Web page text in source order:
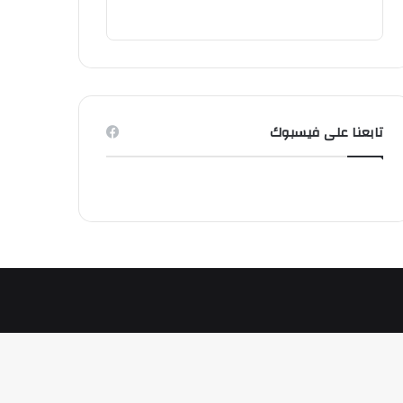
تابعنا على فيسبوك